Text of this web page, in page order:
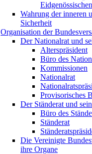
Wahrung der inneren
Sicherheit
Organisation der
Der Nationalrat und
Alterspräsident
Büro des
Kommissionen
Nationalrat
Provisorisches
Der Ständerat und
Büro des
Ständerat
Die Vereinigte
ihre Organe